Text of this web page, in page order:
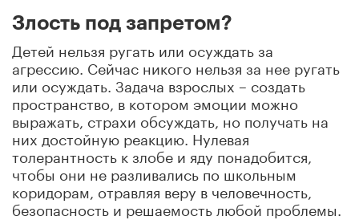
Злость под запретом?
Детей нельзя ругать или осуждать за
агрессию. Сейчас никого нельзя за нее ругать
или осуждать. Задача взрослых – создать
пространство, в котором эмоции можно
выражать, страхи обсуждать, но получать на
них достойную реакцию. Нулевая
толерантность к злобе и яду понадобится,
чтобы они не разливались по школьным
коридорам, отравляя веру в человечность,
безопасность и решаемость любой проблемы.